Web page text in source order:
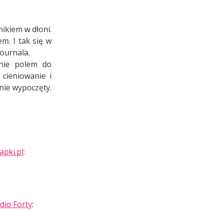
w dłoni.
I tak się w
polem do
i
wypoczęty.
:
Forty: